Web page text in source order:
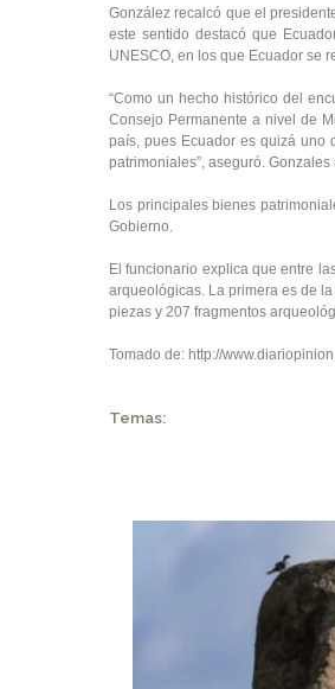
González recalcó que el
este sentido destacó que
UNESCO, en los que Ecuador se
“Como un hecho histórico del
Consejo Permanente a nivel de
país, pues Ecuador es quizá uno
patrimoniales”, aseguró.
Los principales bienes
Gobierno.
El funcionario explica que entre
arqueológicas. La primera es de
piezas y 207 fragmentos
Tomado de: http://
Temas: